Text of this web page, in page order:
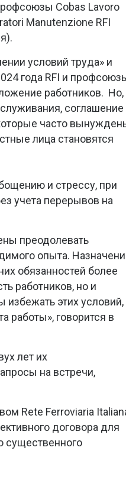
Cobas Lavoro
Manutenzione RFI
условий труда» и
года RFI и
работников. Но,
соглашение
часто
лица становятся
и стрессу, при
учета перерывов на
преодолевать
опыта.
обязанностей более
работников, но и
избежать этих условий,
работы», говорится в
лет их
на встречи,
Rete Ferroviaria
договора для
существенного